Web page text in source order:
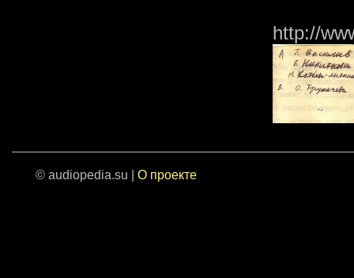
http://
© audiopedia.su | О проекте